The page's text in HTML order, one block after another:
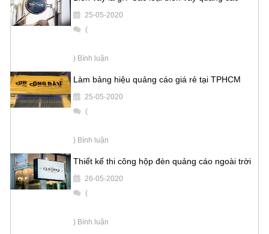
25-05-2020
(
) Bình luận
Làm bảng hiệu quảng cáo giá rẻ tại TPHCM
25-05-2020
(
) Bình luận
Thiết kế thi công hộp đèn quảng cáo ngoài trời
26-05-2020
(
) Bình luận